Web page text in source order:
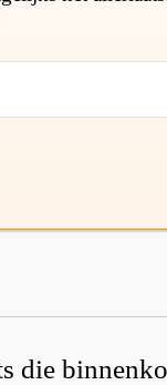
die